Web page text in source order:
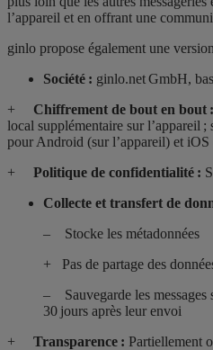
l’appareil et en offrant une
ginlo propose également une
Société : ginlo.net GmbH,
+ Chiffrement de bout en bout :
local supplémentaire sur l’appareil ;
pour Android (sur l’appareil) et
+ Politique de confidentialité :
Collecte et transfert de
– Stocke les métadonnées
+ Pas de partage des
– Sauvegarde les messages
30 jours après leur envoi
+ Transparence : Partiellement